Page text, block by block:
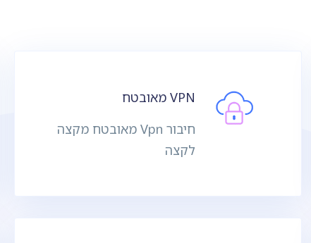
VPN מאובטח
חיבור Vpn מאובטח מקצה
לקצה